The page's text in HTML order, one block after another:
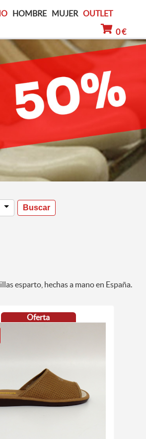
HOMBRE MUJER OUTLET
0 €
esparto, hechas a mano en España.
Oferta